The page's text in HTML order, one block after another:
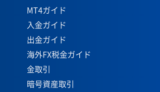
MT4ガイド
入金ガイド
出金ガイド
海外FX税金ガイド
金取引
暗号資産取引